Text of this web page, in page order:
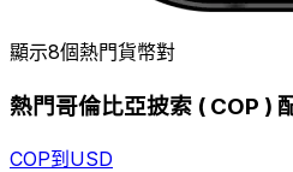
顯示8個熱門貨幣對
熱門哥倫比亞披索 ( COP )
COP到USD